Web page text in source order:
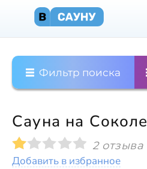
Фильтр поиска
Сауна на Соколе
2 отзыва
Добавить в избранное